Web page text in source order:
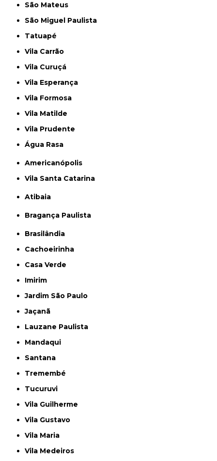
São Mateus
São Miguel Paulista
Tatuapé
Vila Carrão
Vila Curuçá
Vila Esperança
Vila Formosa
Vila Matilde
Vila Prudente
Água Rasa
Americanópolis
Vila Santa Catarina
Atibaia
Bragança Paulista
Brasilândia
Cachoeirinha
Casa Verde
Imirim
Jardim São Paulo
Jaçanã
Lauzane Paulista
Mandaqui
Santana
Tremembé
Tucuruvi
Vila Guilherme
Vila Gustavo
Vila Maria
Vila Medeiros